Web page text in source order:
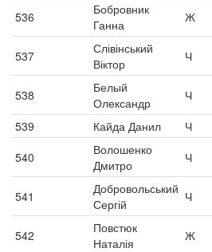
536
Бобровник
Ганна
Ж
537
Слівінський
Віктор
Ч
538
Белый
Олександр
Ч
539
Кайда Данил Ч
540
Волошенко
Дмитро
Ч
541
Добровольський
Сергій
Ч
542
Повстюк
Наталія
Ж